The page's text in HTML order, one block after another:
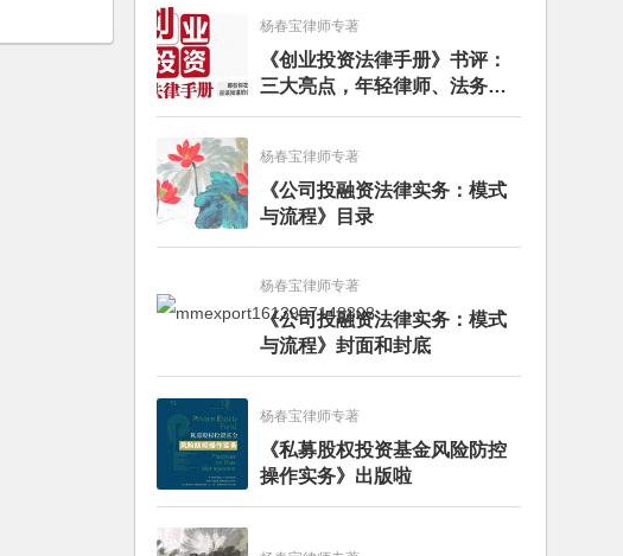
杨春宝律师专著
《创业投资法律手册》书评：
三大亮点，年轻律师、法务的
入门必读书籍
杨春宝律师专著
《公司投融资法律实务：模式
与流程》目录
杨春宝律师专著
《公司投融资法律实务：模式
与流程》封面和封底
杨春宝律师专著
《私募股权投资基金风险防控
操作实务》出版啦